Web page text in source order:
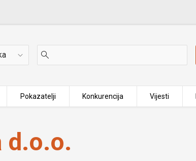
Pokazatelji Konkurencija Vijesti
d.o.o.